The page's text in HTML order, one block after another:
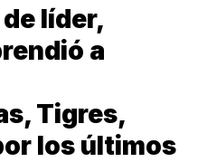
líder,
a
Tigres,
los últimos